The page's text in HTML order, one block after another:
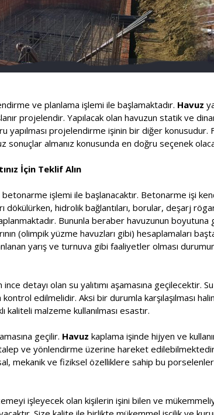
ve planlama işlemi ile başlamaktadır. Havuz
projelendir. Yapılacak olan havuzun statik ve
yapılması projelendirme işinin bir diğer
almanız konusunda en doğru seçenek
İçin Teklif Alın
işlemi ile başlanacaktır. Betonarme işi
hidrolik bağlantıları, borular, deşarj
Bununla beraber havuzunun
(olimpik yüzme havuzları gibi) hesaplamaları
yarış ve turnuva gibi faaliyetler olması
detayı olan su yalıtımı aşamasına geçilecektir.
kontrol edilmelidir. Aksi bir durumla karşılaşılması
kaliteli malzeme kullanılması esastır.
geçilir. Havuz kaplama işinde hijyen ve
ve yönlendirme üzerine hareket
mekanik ve fiziksel özelliklere sahip bu
işleyecek olan kişilerin işini bilen ve